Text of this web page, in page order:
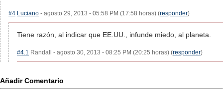
#4 Luciano - agosto 29, 2013 - 05:58 PM (17:58 horas) (responder)
Tiene razón, al indicar que EE.UU., infunde miedo, al planeta.
#4.1 Randall - agosto 30, 2013 - 08:25 PM (20:25 horas) (responder)
Añadir Comentario